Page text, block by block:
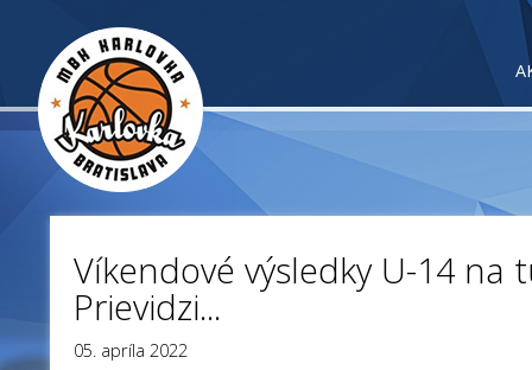
Víkendové výsledky U-14 na
Prievidzi...
05. apríla 2022